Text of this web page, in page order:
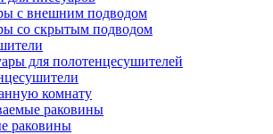
с внешним подводом
со скрытым подводом
для полотенцесушителей
комнату
раковины
раковины